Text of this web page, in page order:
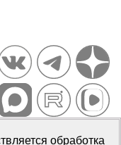
2007–2026
обработка